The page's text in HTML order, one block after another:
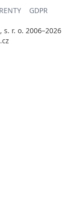
GDPR
s. r. o. 2006–2026